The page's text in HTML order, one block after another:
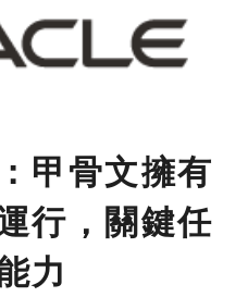
甲骨文擁有
行，關鍵任
力